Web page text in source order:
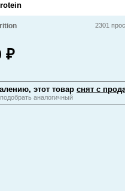
2301
₽
этот товар снят с
аналогичный